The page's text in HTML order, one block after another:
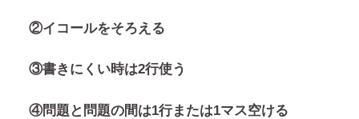
②イコールをそろえる
③書きにくい時は2行使う
④問題と問題の間は1行または1マス空ける